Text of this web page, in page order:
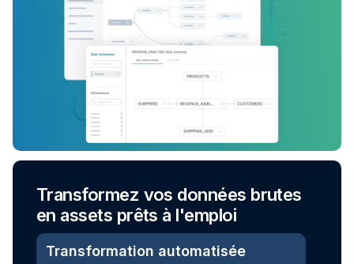
Transformez vos données brutes
en assets prêts à l'emploi
Transformation automatisée